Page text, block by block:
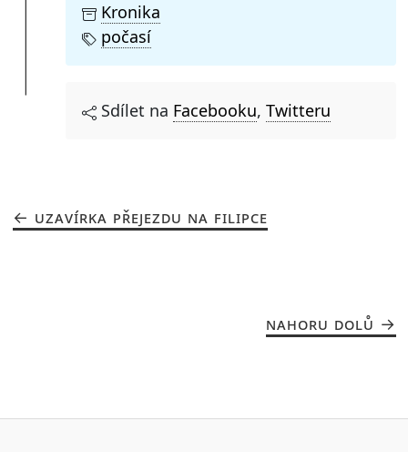
Kronika
počasí
Sdílet na Facebooku, Twitteru
UZAVÍRKA PŘEJEZDU NA FILIPCE
NAHORU DOLŮ